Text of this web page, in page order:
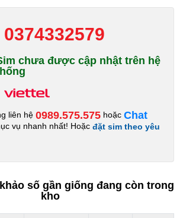
0374332579
chưa được cập nhật trên hệ
liên hệ 0989.575.575 hoặc Chat
vụ nhanh nhất! Hoặc đặt sim theo yêu
số gần giống đang còn trong
kho